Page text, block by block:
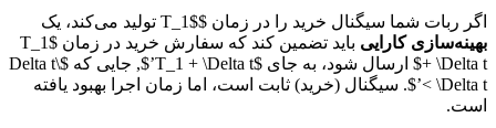
اگر ربات شما سیگنال خرید را در زمان $T_1$ تولید می‌کند، یک
بهینه‌سازی کارایی
باید تضمین کند که سفارش خرید در زمان $T_1
+ \Delta t$ ارسال شود، به جای $T_1 + \Delta t’$, جایی که $\Delta t
< \Delta t’$. سیگنال (خرید) ثابت است، اما زمان اجرا بهبود یافته
است.